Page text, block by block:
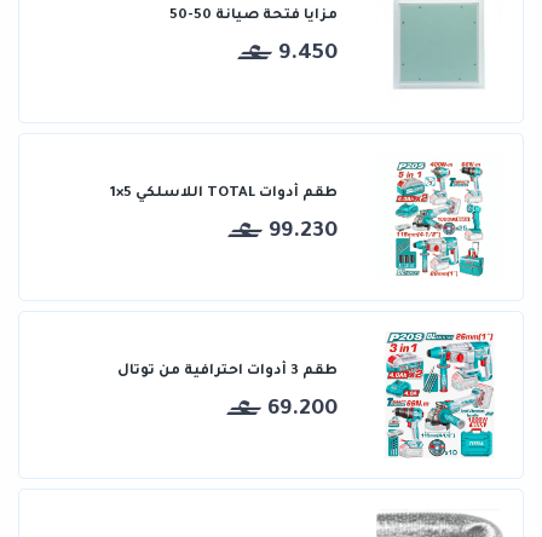
مزايا فتحة صيانة 50-50
9.450
طقم أدوات TOTAL اللاسلكي 5×1
99.230
طقم 3 أدوات احترافية من توتال
69.200